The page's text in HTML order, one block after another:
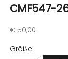
CMF547-
Angebot
€150,00
Größe: